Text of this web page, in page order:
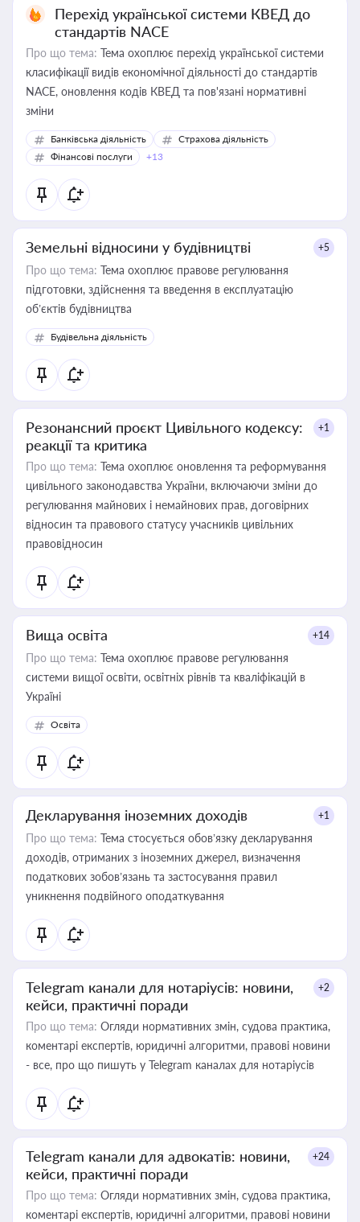
Перехід української системи КВЕД до
стандартів NACE
Про що тема: Тема охоплює перехід української системи
класифікації видів економічної діяльності до стандартів
NACE, оновлення кодів КВЕД та пов'язані нормативні
зміни
Банківська діяльність
Страхова діяльність
Фінансові послуги
+13
Земельні відносини у будівництві +5
Про що тема: Тема охоплює правове регулювання
підготовки, здійснення та введення в експлуатацію
об’єктів будівництва
Будівельна діяльність
Резонансний проєкт Цивільного кодексу:
реакції та критика
+1
Про що тема: Тема охоплює оновлення та реформування
цивільного законодавства України, включаючи зміни до
регулювання майнових і немайнових прав, договірних
відносин та правового статусу учасників цивільних
правовідносин
Вища освіта +14
Про що тема: Тема охоплює правове регулювання
системи вищої освіти, освітніх рівнів та кваліфікацій в
Україні
Освіта
Декларування іноземних доходів +1
Про що тема: Тема стосується обов’язку декларування
доходів, отриманих з іноземних джерел, визначення
податкових зобов’язань та застосування правил
уникнення подвійного оподаткування
Telegram канали для нотаріусів: новини,
кейси, практичні поради
+2
Про що тема: Огляди нормативних змін, судова практика,
коментарі експертів, юридичні алгоритми, правові новини
- все, про що пишуть у Telegram каналах для нотаріусів
Telegram канали для адвокатів: новини,
кейси, практичні поради
+24
Про що тема: Огляди нормативних змін, судова практика,
коментарі експертів, юридичні алгоритми, правові новини